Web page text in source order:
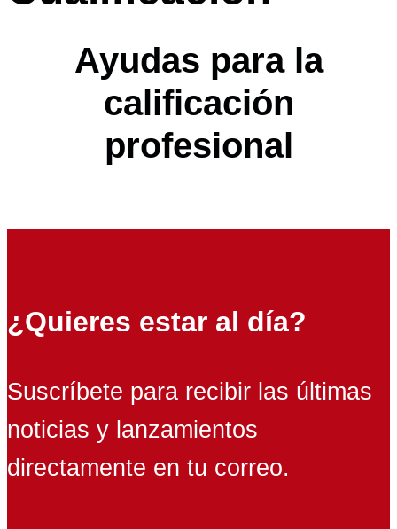
Ayudas para la
calificación
profesional
¿Quieres estar al día?
Suscríbete para recibir las últimas
noticias y lanzamientos
directamente en tu correo.